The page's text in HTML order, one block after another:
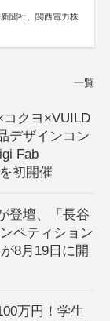
聞社、関西電力株
一覧
コクヨ×VUILD
デザインコン
Fab
初開催
登壇、「長谷
ペティション
8月19日に開
万円！学生